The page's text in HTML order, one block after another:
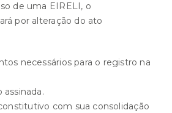
de uma EIRELI, o
por alteração do ato
necessários para o registro na
assinada.
com sua consolidação